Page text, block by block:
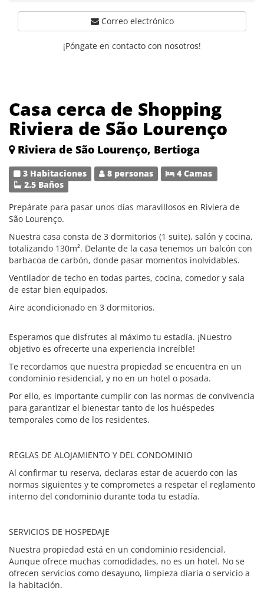
Casa cerca de Shopping
Riviera de São Lourenço
Riviera de São Lourenço, Bertioga
3 Habitaciones 8 personas
4 Camas
2.5 Baños
Prepárate para pasar unos días maravillosos en Riviera de
São Lourenço.
Nuestra casa consta de 3 dormitorios (1 suite), salón y cocina,
totalizando 130m². Delante de la casa tenemos un balcón con
barbacoa de carbón, donde pasar momentos inolvidables.
Ventilador de techo en todas partes, cocina, comedor y sala
de estar bien equipados.
Aire acondicionado en 3 dormitorios.
Esperamos que disfrutes al máximo tu estadía. ¡Nuestro
objetivo es ofrecerte una experiencia increíble!
Te recordamos que nuestra propiedad se encuentra en un
condominio residencial, y no en un hotel o posada.
Por ello, es importante cumplir con las normas de convivencia
para garantizar el bienestar tanto de los huéspedes
temporales como de los residentes.
REGLAS DE ALOJAMIENTO Y DEL CONDOMINIO
Al confirmar tu reserva, declaras estar de acuerdo con las
normas siguientes y te comprometes a respetar el reglamento
interno del condominio durante toda tu estadía.
SERVICIOS DE HOSPEDAJE
Nuestra propiedad está en un condominio residencial.
Aunque ofrece muchas comodidades, no es un hotel. No se
ofrecen servicios como desayuno, limpieza diaria o servicio a
la habitación.
Correo electrónico
¡Póngate en contacto con nosotros!